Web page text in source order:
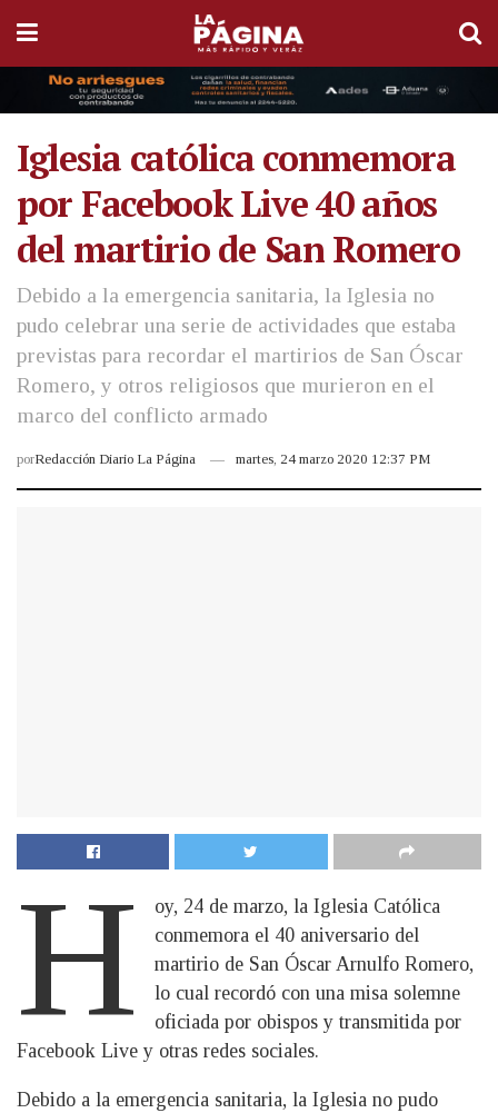
Iglesia católica conmemora
por Facebook Live 40 años
del martirio de San Romero
Debido a la emergencia sanitaria, la Iglesia no
pudo celebrar una serie de actividades que estaba
previstas para recordar el martirios de San Óscar
Romero, y otros religiosos que murieron en el
marco del conflicto armado
porRedacción Diario La Página martes, 24 marzo 2020 12:37 PM
H
oy, 24 de marzo, la Iglesia Católica
conmemora el 40 aniversario del
martirio de San Óscar Arnulfo Romero,
lo cual recordó con una misa solemne
oficiada por obispos y transmitida por
Facebook Live y otras redes sociales.
Debido a la emergencia sanitaria, la Iglesia no pudo